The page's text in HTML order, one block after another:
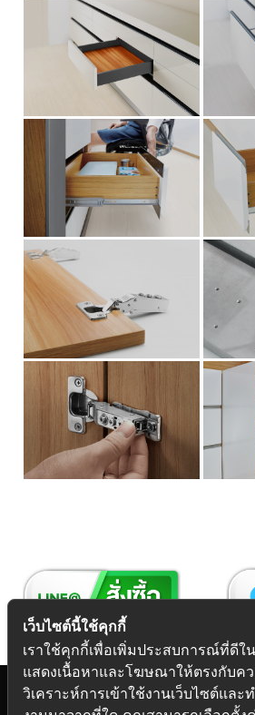
เว็บไซต์นี้ใช้คุกกี้
เราใช้คุกกี้เพื่อเพิ่มประสบการณ์ที่ดีใ
แสดงเนื้อหาและโฆษณาให้ตรงกับค
วิเคราะห์การเข้าใช้งานเว็บไซต์และ